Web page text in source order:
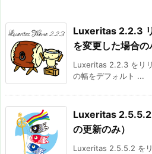
Luxeritas 2.2.3
を変更した場合の
Luxeritas 2.2.3 をリ
の幅をデフォルト ...
Luxeritas 2.5.5.2
の更新のみ）
Luxeritas 2.5.5.2 をリ